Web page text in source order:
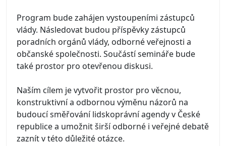
Program bude zahájen vystoupeními zástupců
vlády. Následovat budou příspěvky zástupců
poradních orgánů vlády, odborné veřejnosti a
občanské společnosti. Součástí semináře bude
také prostor pro otevřenou diskusi.
Naším cílem je vytvořit prostor pro věcnou,
konstruktivní a odbornou výměnu názorů na
budoucí směřování lidskoprávní agendy v České
republice a umožnit širší odborné i veřejné debatě
zaznít v této důležité otázce.